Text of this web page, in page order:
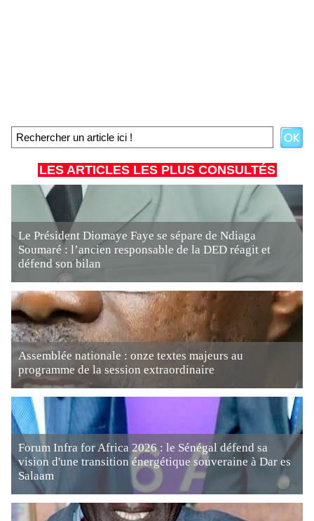
LES ARTICLES LES PLUS CONSULTÉS
Le Président Diomaye Faye se sépare de Ndiaga
Soumaré : l’ancien responsable de la DED réagit et
défend son bilan
Assemblée nationale : onze textes majeurs au
programme de la session extraordinaire
Forum Infra for Africa 2026 : le Sénégal défend sa
vision d'une transition énergétique souveraine à Dar es
Salaam